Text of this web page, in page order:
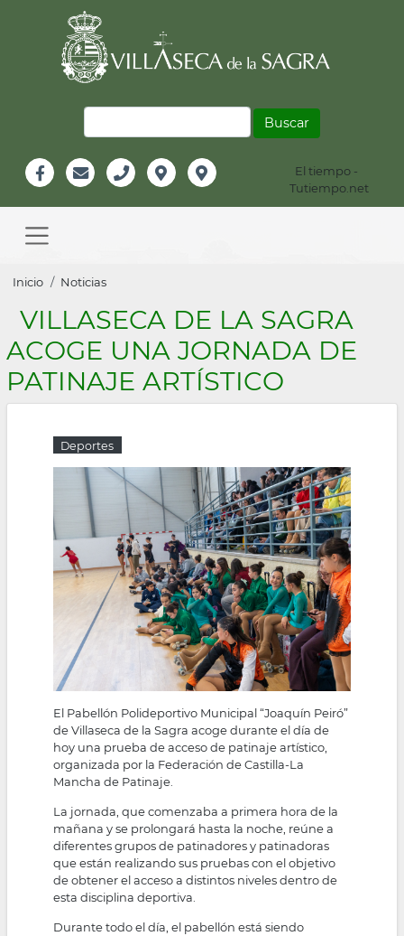
Información
Header
El tiempo -
Tutiempo.net
navigation
Sobrescribir
enlaces
de
ayuda
a
navegación
Inicio Noticias
VILLASECA DE LA SAGRA
ACOGE UNA JORNADA DE
PATINAJE ARTÍSTICO
Deportes
El Pabellón Polideportivo Municipal “Joaquín Peiró”
de Villaseca de la Sagra acoge durante el día de
hoy una prueba de acceso de patinaje artístico,
organizada por la Federación de Castilla-La
Mancha de Patinaje.
La jornada, que comenzaba a primera hora de la
mañana y se prolongará hasta la noche, reúne a
diferentes grupos de patinadores y patinadoras
que están realizando sus pruebas con el objetivo
de obtener el acceso a distintos niveles dentro de
esta disciplina deportiva.
Durante todo el día, el pabellón está siendo